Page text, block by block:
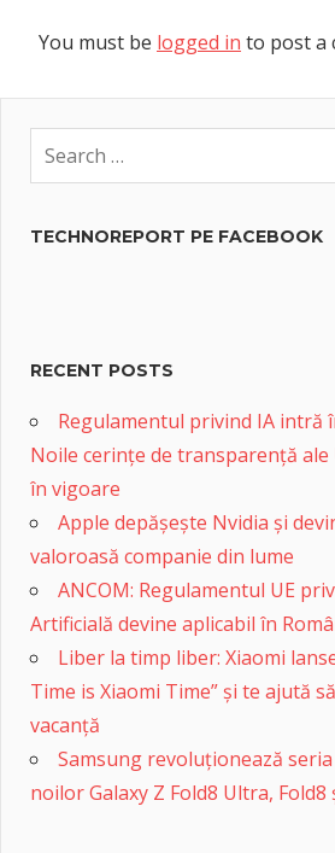
You must be logged in to post a
TECHNOREPORT PE FACEBOOK
RECENT POSTS
Regulamentul privind IA intră
Noile cerințe de transparență ale
în vigoare
Apple depășește Nvidia și
valoroasă companie din lume
ANCOM: Regulamentul UE
Artificială devine aplicabil în
Liber la timp liber: Xiaomi
Time is Xiaomi Time” și te ajută
vacanță
Samsung revoluționează
noilor Galaxy Z Fold8 Ultra, Fold8